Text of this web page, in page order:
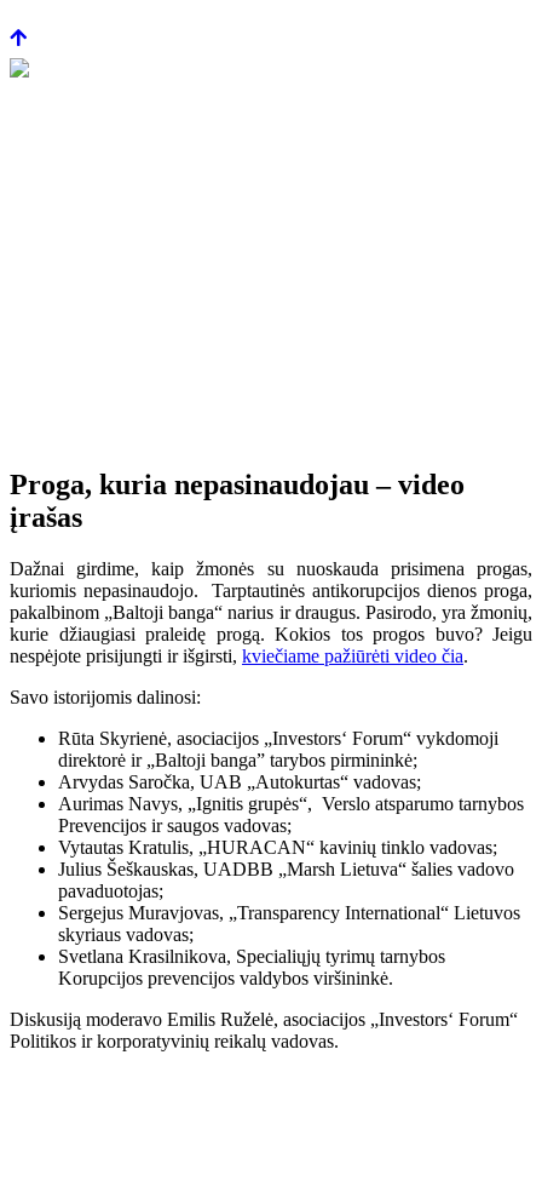
Proga, kuria nepasinaudojau – video
įrašas
Dažnai girdime, kaip žmonės su nuoskauda prisimena progas,
kuriomis nepasinaudojo. Tarptautinės antikorupcijos dienos proga,
pakalbinom „Baltoji banga“ narius ir draugus. Pasirodo, yra žmonių,
kurie džiaugiasi praleidę progą. Kokios tos progos buvo? Jeigu
nespėjote prisijungti ir išgirsti, kviečiame pažiūrėti video čia.
Savo istorijomis dalinosi:
Rūta Skyrienė, asociacijos „Investors‘ Forum“ vykdomoji
direktorė ir „Baltoji banga” tarybos pirmininkė;
Arvydas Saročka, UAB „Autokurtas“ vadovas;
Aurimas Navys, „Ignitis grupės“, Verslo atsparumo tarnybos
Prevencijos ir saugos vadovas;
Vytautas Kratulis, „HURACAN“ kavinių tinklo vadovas;
Julius Šeškauskas, UADBB „Marsh Lietuva“ šalies vadovo
pavaduotojas;
Sergejus Muravjovas, „Transparency International“ Lietuvos
skyriaus vadovas;
Svetlana Krasilnikova, Specialiųjų tyrimų tarnybos
Korupcijos prevencijos valdybos viršininkė.
Diskusiją moderavo Emilis Ruželė, asociacijos „Investors‘ Forum“
Politikos ir korporatyvinių reikalų vadovas.